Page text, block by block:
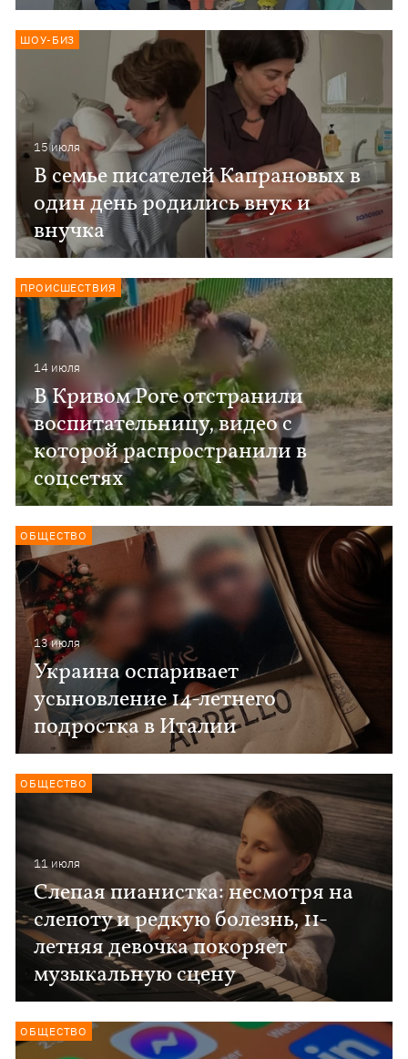
15 июля
В семье писателей Капрановых в
один день родились внук и
внучка
ШОУ-БИЗ
14 июля
В Кривом Роге отстранили
воспитательницу, видео с
которой распространили в
соцсетях
ПРОИСШЕСТВИЯ
13 июля
Украина оспаривает
усыновление 14-летнего
подростка в Италии
ОБЩЕСТВО
11 июля
Слепая пианистка: несмотря на
слепоту и редкую болезнь, 11-
летняя девочка покоряет
музыкальную сцену
ОБЩЕСТВО
ОБЩЕСТВО